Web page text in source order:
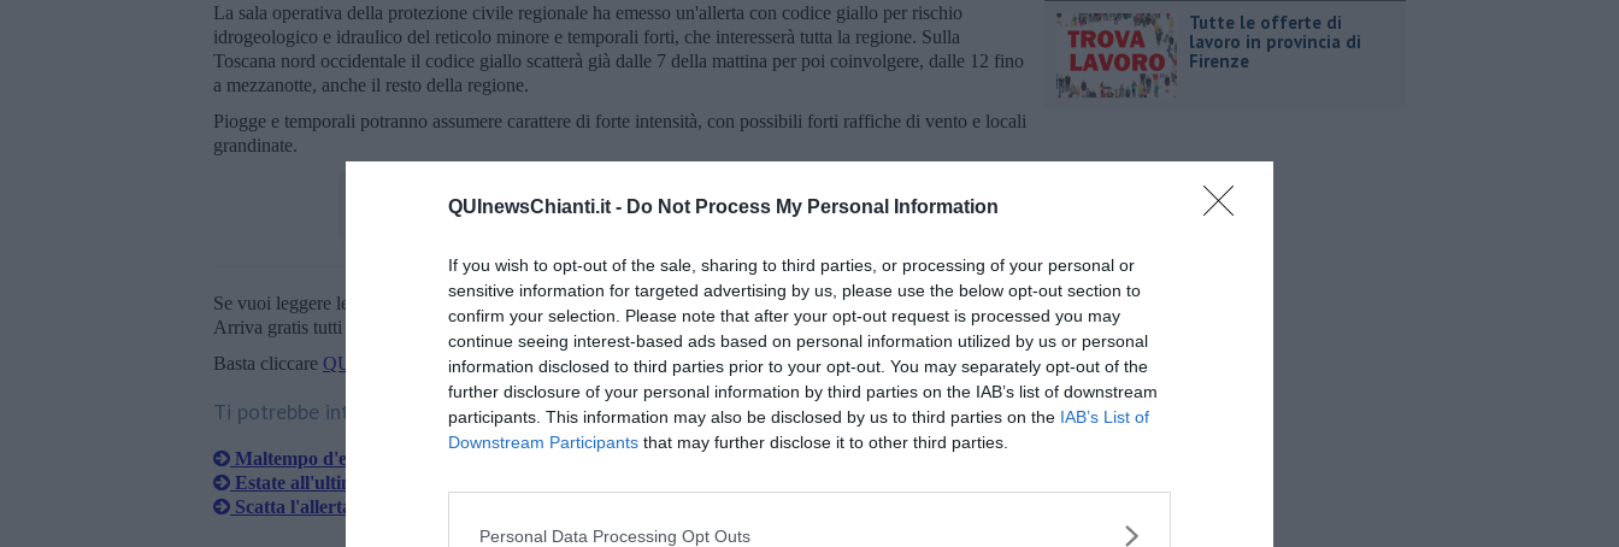
QUInewsChianti.it - Do Not Process My Personal Information
If you wish to opt-out of the sale, sharing to third parties, or processing of your personal or
sensitive information for targeted advertising by us, please use the below opt-out section to
confirm your selection. Please note that after your opt-out request is processed you may
continue seeing interest-based ads based on personal information utilized by us or personal
information disclosed to third parties prior to your opt-out. You may separately opt-out of the
further disclosure of your personal information by third parties on the IAB’s list of downstream
participants. This information may also be disclosed by us to third parties on the IAB’s List of
Downstream Participants that may further disclose it to other third parties.
Personal Data Processing Opt Outs
La sala operativa della protezione civile regionale ha emesso un'allerta con codice giallo per rischio
idrogeologico e idraulico del reticolo minore e temporali forti, che interesserà tutta la regione. Sulla
Toscana nord occidentale il codice giallo scatterà già dalle 7 della mattina per poi coinvolgere, dalle 12 fino
a mezzanotte, anche il resto della regione.
Piogge e temporali potranno assumere carattere di forte intensità, con possibili forti raffiche di vento e locali
grandinate.
Se vuoi leggere le notizie principali della Toscana iscriviti allaNewsletter QUInews - ToscanaMedia.
Arriva gratis tutti i giorni alle 20:00 direttamente nella tua casella di posta.
Basta cliccare QUI
Ti potrebbe interessare anche:
Maltempo d'estate con 37 eventi estremi
Estate all'ultimo tuffo prima della svolta
Scatta l'allerta arancione, tremendo nubifragio allaga l'Elba
​Tutte le offerte di
lavoro in provincia di
Firenze